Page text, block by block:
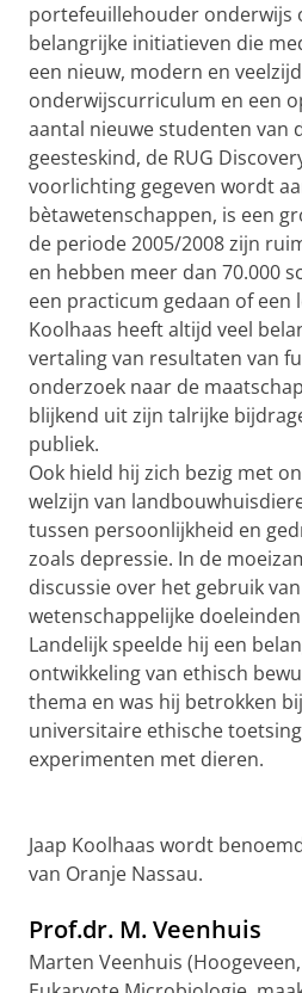
portefeuillehouder onderwijs
belangrijke initiatieven die
een nieuw, modern en
onderwijscurriculum en een
aantal nieuwe studenten van
geesteskind, de RUG
voorlichting gegeven wordt
bètawetenschappen, is een
de periode 2005/2008 zijn
en hebben meer dan 70.000
een practicum gedaan of een
Koolhaas heeft altijd veel
vertaling van resultaten van
onderzoek naar de
blijkend uit zijn talrijke
publiek.
Ook hield hij zich bezig met
welzijn van
tussen persoonlijkheid en
zoals depressie. In de
discussie over het gebruik
wetenschappelijke
Landelijk speelde hij een
ontwikkeling van ethisch
thema en was hij betrokken
universitaire ethische
experimenten met dieren.
Jaap Koolhaas wordt
van Oranje Nassau.
Prof.dr. M. Veenhuis
Marten Veenhuis